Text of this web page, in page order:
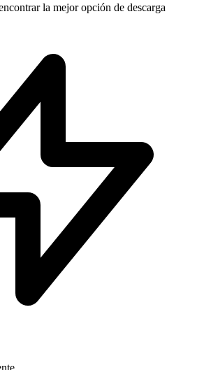
la mejor opción de descarga